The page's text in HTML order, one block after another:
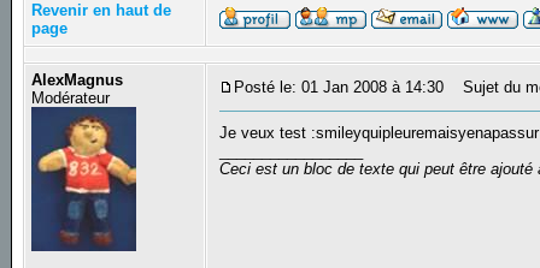
Revenir en haut de
page
AlexMagnus
Modérateur
Posté le: 01 Jan 2008 à 14:30 Sujet du
Je veux test
Ceci est un bloc de texte qui peut être